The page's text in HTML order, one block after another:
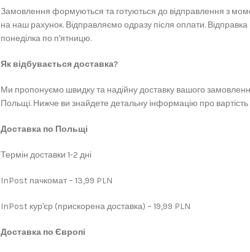
Замовлення формуються та готуються до відправлення з
на наш рахунок. Відправляємо одразу після оплати.
понеділка по п'ятницю.
Як відбувається доставка?
Ми пропонуємо швидку та надійну доставку вашого
Польщі. Нижче ви знайдете детальну інформацію про вартість
Доставка по Польщі
Термін доставки 1-2 дні
InPost пачкомат – 13,99 PLN
InPost кур'єр (прискорена доставка) – 19,99 PLN
Доставка по Європі